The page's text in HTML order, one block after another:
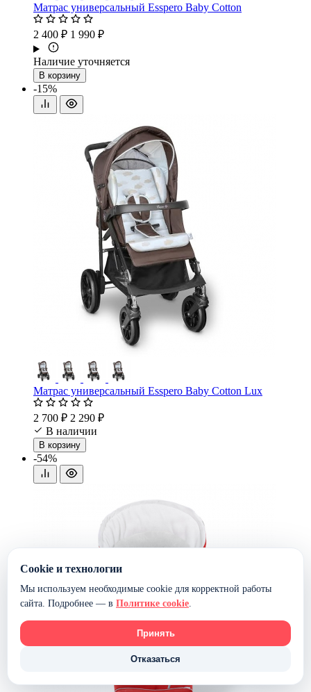
Матрас универсальный Esspero Baby Cotton
2 400 ₽ 1 990 ₽
Наличие уточняется
В корзину
-15%
Матрас универсальный Esspero Baby Cotton Lux
2 700 ₽ 2 290 ₽
В наличии
В корзину
-54%
Cookie и технологии
Мы используем необходимые cookie для корректной работы
сайта. Подробнее — в Политике cookie.
Принять
Отказаться